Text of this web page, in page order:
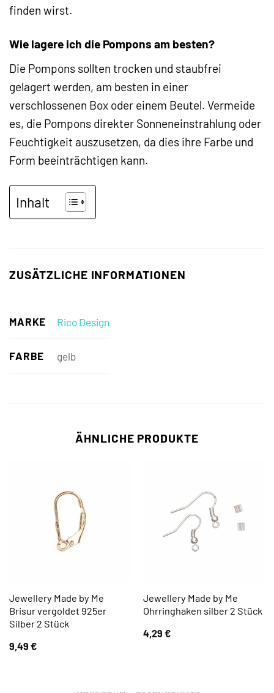
finden wirst.
Wie lagere ich die Pompons am besten?
Die Pompons sollten trocken und staubfrei
gelagert werden, am besten in einer
verschlossenen Box oder einem Beutel. Vermeide
es, die Pompons direkter Sonneneinstrahlung oder
Feuchtigkeit auszusetzen, da dies ihre Farbe und
Form beeinträchtigen kann.
Inhalt
ZUSÄTZLICHE INFORMATIONEN
MARKE Rico Design
FARBE gelb
ÄHNLICHE PRODUKTE
Jewellery Made by Me
Brisur vergoldet 925er
Silber 2 Stück
9,49 €
Jewellery Made by Me
Ohrringhaken silber 2 Stück
4,29 €